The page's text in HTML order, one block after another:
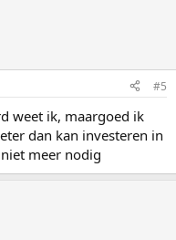
#5
weet ik, maargoed ik
dan kan investeren in
meer nodig